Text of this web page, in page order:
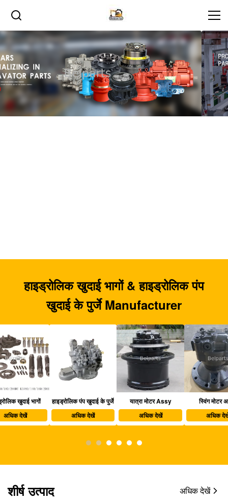
हाइड्रोलिक खुदाई भागों & हाइड्रोलिक पंप
खुदाई के पुर्जे Manufacturer
हाइड्रोलिक पंप खुदाई के पुर्जे
यात्रा मोटर Assy
स्विंग मोटर अस्सी
शीर्ष उत्पाद अधिक देखें